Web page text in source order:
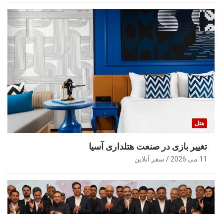
هتل
تغییر بازی در صنعت هتلداری آسیا
11 می 2026 سفر آنلاین